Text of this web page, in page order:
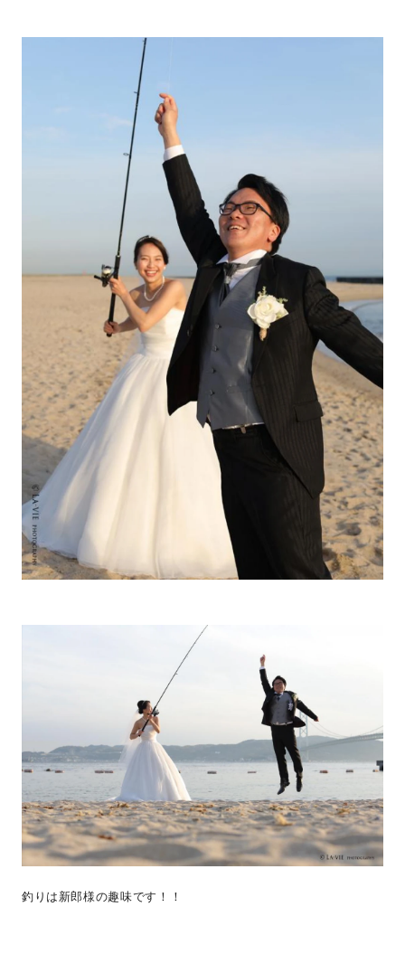
釣りは新郎様の趣味です！！